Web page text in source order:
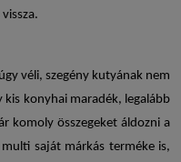
véli, szegény kutyának nem
kis konyhai maradék, legalább
komoly összegeket áldozni a
saját márkás terméke is,